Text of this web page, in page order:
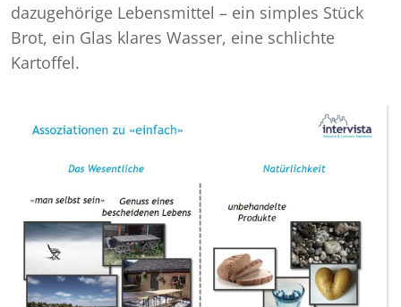
dazugehörige Lebensmittel – ein simples Stück
Brot, ein Glas klares Wasser, eine schlichte
Kartoffel.